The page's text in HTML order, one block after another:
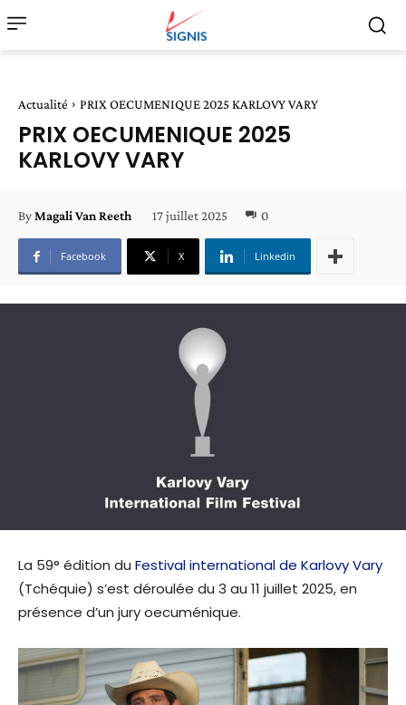
Actualité PRIX OECUMENIQUE 2025 KARLOVY VARY
PRIX OECUMENIQUE 2025
KARLOVY VARY
ByMagali Van Reeth 17 juillet 2025 0
Facebook X Linkedin
La 59° édition du Festival international de Karlovy Vary
(Tchéquie) s’est déroulée du 3 au 11 juillet 2025, en
présence d’un jury oecuménique.